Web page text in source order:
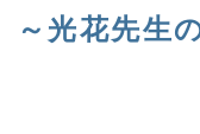
光花先生の